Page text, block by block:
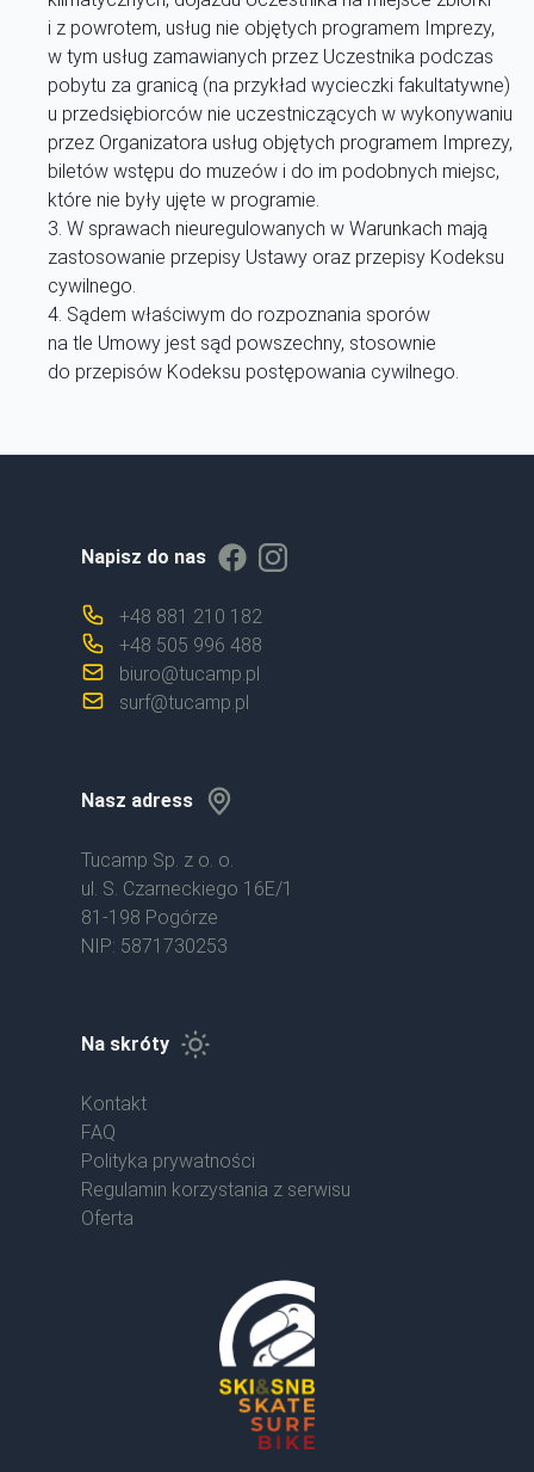
i z powrotem, usług nie objętych programem Imprezy,
w tym usług zamawianych przez Uczestnika podczas
pobytu za granicą (na przykład wycieczki fakultatywne)
u przedsiębiorców nie uczestniczących w wykonywaniu
przez Organizatora usług objętych programem Imprezy,
biletów wstępu do muzeów i do im podobnych miejsc,
które nie były ujęte w programie.
W sprawach nieuregulowanych w Warunkach mają
zastosowanie przepisy Ustawy oraz przepisy Kodeksu
cywilnego.
Sądem właściwym do rozpoznania sporów
na tle Umowy jest sąd powszechny, stosownie
do przepisów Kodeksu postępowania cywilnego.
Napisz do nas FacebookInstageram
+48 881 210 182
+48 505 996 488
biuro@tucamp.pl
surf@tucamp.pl
Nasz adress
Tucamp Sp. z o. o.
ul. S. Czarneckiego 16E/1
81-198 Pogórze
NIP: 5871730253
Na skróty
Kontakt
FAQ
Polityka prywatności
Regulamin korzystania z serwisu
Oferta